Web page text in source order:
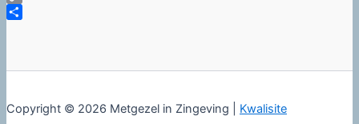
Copyright © 2026 Metgezel in Zingeving | Kwalisite